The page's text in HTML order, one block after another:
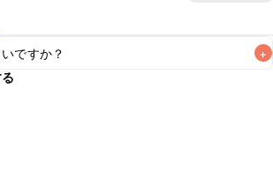
ですか？ +
日中が目安です。なるべくお早めにお召